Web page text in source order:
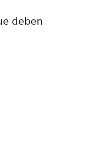
deben
profesoras /es en